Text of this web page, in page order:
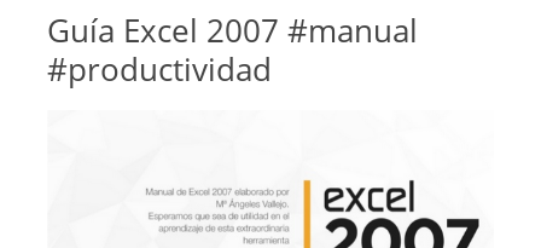
Guía Excel 2007 #manual
#productividad